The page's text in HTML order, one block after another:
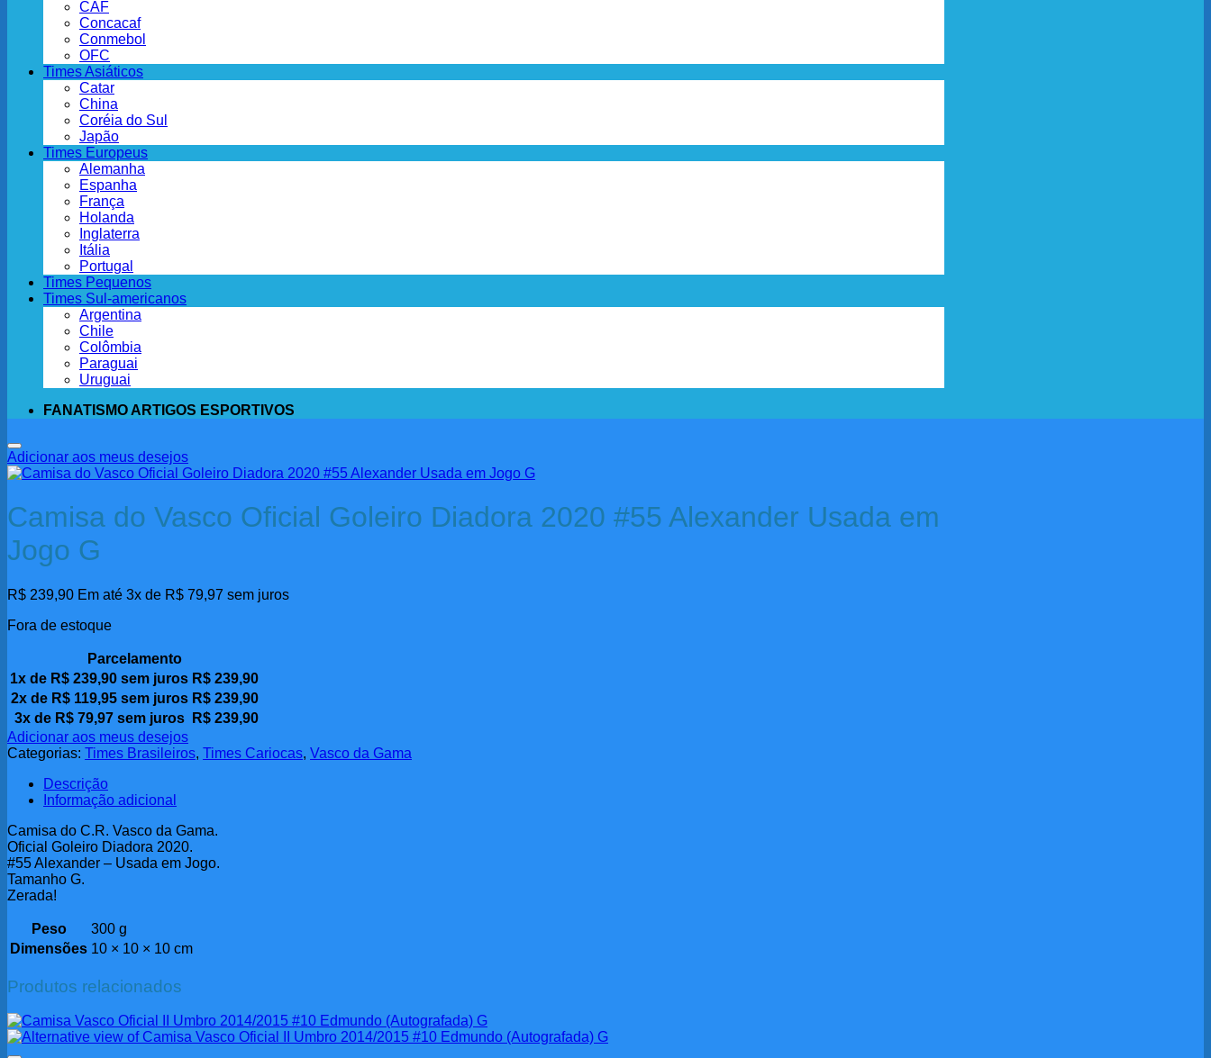
CAF
Concacaf
Conmebol
OFC
Times Asiáticos
Catar
China
Coréia do Sul
Japão
Times Europeus
Alemanha
Espanha
França
Holanda
Inglaterra
Itália
Portugal
Times Pequenos
Times Sul-americanos
Argentina
Chile
Colômbia
Paraguai
Uruguai
FANATISMO ARTIGOS ESPORTIVOS
Adicionar aos meus desejos
Camisa do Vasco Oficial Goleiro Diadora 2020 #55 Alexander Usada em
Jogo G
R$ 239,90 Em até 3x de R$ 79,97 sem juros
Fora de estoque
Parcelamento
1x de R$ 239,90 sem juros R$ 239,90
2x de R$119,95sem juros R$ 239,90
3x de R$79,97sem juros R$ 239,90
Adicionar aos meus desejos
Categorias: Times Brasileiros, Times Cariocas, Vasco da Gama
Descrição
Informação adicional
Camisa do C.R. Vasco da Gama.
Oficial Goleiro Diadora 2020.
#55 Alexander – Usada em Jogo.
Tamanho G.
Zerada!
Peso
300 g
Dimensões 10 × 10 × 10 cm
Produtos relacionados